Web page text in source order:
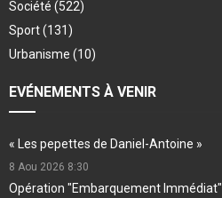
Société (522)
Sport(131)
Urbanisme (10)
EVÉNEMENTS À VENIR
« Les pepettes de Daniel-Antoine »
8 Aou 2026 8:30
Opération "Embarquement Immédiat"